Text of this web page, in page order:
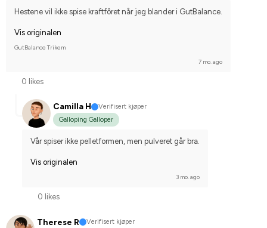
Hestene vil ikke spise kraftfôret når jeg blander i GutBalance.
Vis originalen
GutBalance Trikem
7 mo. ago
0 likes
Camilla H
Verifisert kjøper
Galloping Galloper
Vår spiser ikke pelletformen, men pulveret går bra.
Vis originalen
3 mo. ago
0 likes
Therese R Verifisert kjøper